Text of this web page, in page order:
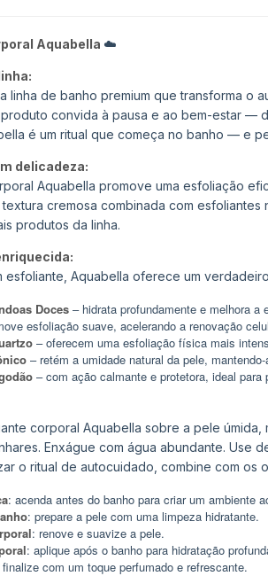
Aquabella ☁️
linha de banho premium que transforma o
convida à pausa e ao bem-estar —
é um ritual que começa no banho — e
delicadeza:
Aquabella promove uma esfoliação
cremosa combinada com
produtos da linha.
esfoliante, Aquabella oferece um
Doces – hidrata profundamente e melhora a
esfoliação suave, acelerando a renovação
– oferecem uma esfoliação física mais
– retém a umidade natural da pele,
– com ação calmante e protetora, ideal para
corporal Aquabella sobre a pele úmida,
Enxágue com água abundante. Use
o ritual de autocuidado, combine com os
: acenda antes do banho para criar um ambiente
: prepare a pele com uma limpeza hidratante.
: renove e suavize a pele.
: aplique após o banho para hidratação
finalize com um toque perfumado e refrescante.